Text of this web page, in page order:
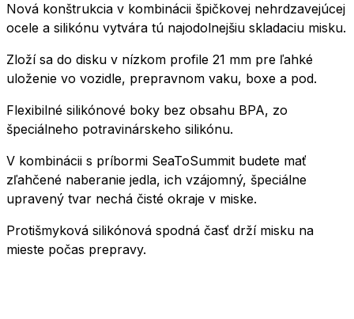
Nová konštrukcia v kombinácii špičkovej nehrdzavejúcej
ocele a silikónu vytvára tú najodolnejšiu skladaciu misku.
Zloží sa do disku v nízkom profile 21 mm pre ľahké
uloženie vo vozidle, prepravnom vaku, boxe a pod.
Flexibilné silikónové boky bez obsahu BPA, zo
špeciálneho potravinárskeho silikónu.
V kombinácii s príbormi SeaToSummit budete mať
zľahčené naberanie jedla, ich vzájomný, špeciálne
upravený tvar nechá čisté okraje v miske.
Protišmyková silikónová spodná časť drží misku na
mieste počas prepravy.